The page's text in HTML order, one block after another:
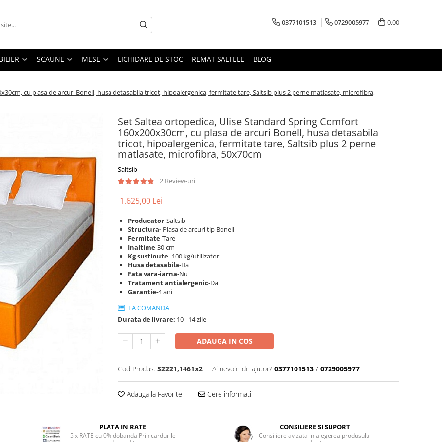
0377101513 0729005977 0,00
SCAUNE MESE LICHIDARE DE STOC REMAT SALTELE BLOG
cu plasa de arcuri Bonell, husa detasabila tricot, hipoalergenica, fermitate tare, Saltsib plus 2 perne matlasate, microfibra,
Set Saltea ortopedica, Ulise Standard Spring Comfort
160x200x30cm, cu plasa de arcuri Bonell, husa detasabila
tricot, hipoalergenica, fermitate tare, Saltsib plus 2 perne
matlasate, microfibra, 50x70cm
Saltsib
2 Review-uri
1.625,00 Lei
Producator-Saltsib
Structura- Plasa de arcuri tip Bonell
Fermitate-Tare
Inaltime-30 cm
Kg sustinute- 100 kg/utilizator
Husa detasabila-Da
Fata vara-iarna-Nu
Tratament antialergenic-Da
Garantie-4 ani
LA COMANDA
Durata de livrare: 10 - 14 zile
ADAUGA IN COS
Cod Produs: S2221,1461x2 Ai nevoie de ajutor? 0377101513 / 0729005977
Adauga la Favorite Cere informatii
PLATA IN RATE
5 x RATE cu 0% dobanda Prin cardurile
CONSILIERE SI SUPORT
Consiliere avizata in alegerea produsului